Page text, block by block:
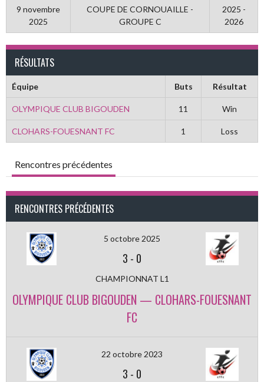
9 novembre
2025
COUPE DE CORNOUAILLE -
GROUPE C
2025 -
2026
RÉSULTATS
Équipe Buts Résultat
OLYMPIQUE CLUB BIGOUDEN 11 Win
CLOHARS-FOUESNANT FC 1 Loss
Rencontres précédentes
RENCONTRES PRÉCÉDENTES
5 octobre 2025
3 - 0
CHAMPIONNAT L1
OLYMPIQUE CLUB BIGOUDEN — CLOHARS-FOUESNANT
FC
22 octobre 2023
3 - 0